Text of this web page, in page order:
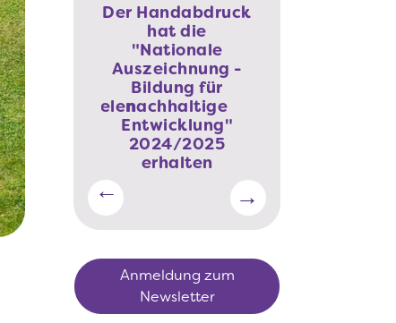
Wissen
den
Der Handabdruck
hat die
"Nationale
Auszeichnung -
Bildung für
nachhaltige
Entwicklung"
2024/2025
erhalten
Anmeldung zum
Newsletter